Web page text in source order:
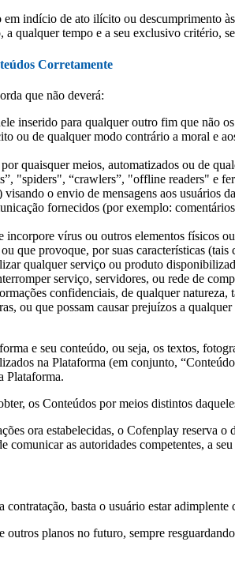
indício de ato ilícito ou descumprimento
qualquer tempo e a seu exclusivo critério,
Corretamente
que não deverá:
inserido para qualquer outro fim que não
ou de qualquer modo contrário a moral e
quaisquer meios, automatizados ou de
"spiders", “crawlers”, "offline readers" e
o envio de mensagens aos usuários
fornecidos (por exemplo:
vírus ou outros elementos físicos
que provoque, por suas características
qualquer serviço ou produto
serviço, servidores, ou rede de
confidenciais, de qualquer
ou que possam causar prejuízos a
e seu conteúdo, ou seja, os textos,
na Plataforma (em conjunto,
Plataforma.
os Conteúdos por meios distintos
ora estabelecidas, o Cofenplay reserva
comunicar as autoridades competentes, a
basta o usuário estar
planos no futuro, sempre